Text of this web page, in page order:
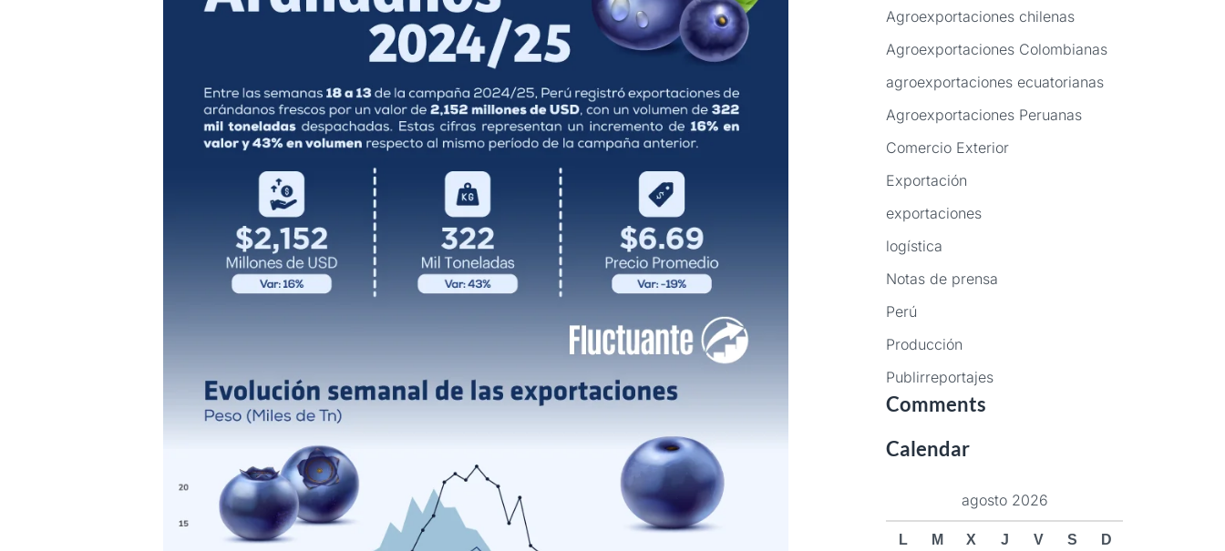
r
p
o
r
Agroexportaciones chilenas
Agroexportaciones Colombianas
agroexportaciones ecuatorianas
Agroexportaciones Peruanas
Comercio Exterior
Exportación
exportaciones
logística
Notas de prensa
Perú
Producción
Publirreportajes
Comments
Calendar
agosto 2026
L M X J V S D